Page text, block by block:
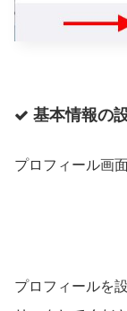
基本情報の
プロフィール画
プロフィールを